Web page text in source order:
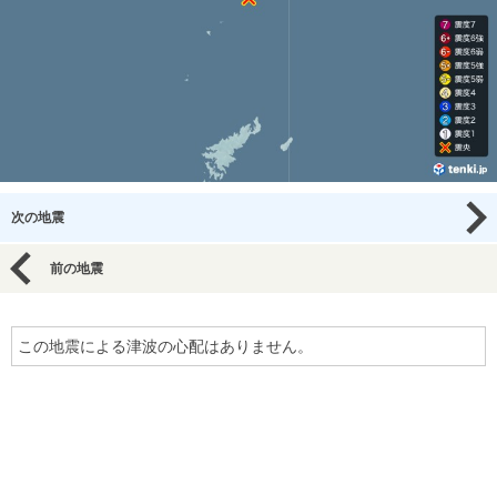
次の地震
前の地震
この地震による津波の心配はありません。